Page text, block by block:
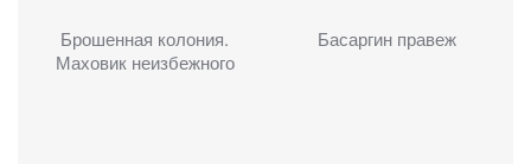
Брошенная колония.
Маховик неизбежного
Басаргин правеж